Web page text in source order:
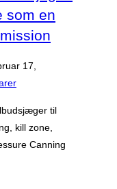
som en
17,
til
kill zone,
Canning